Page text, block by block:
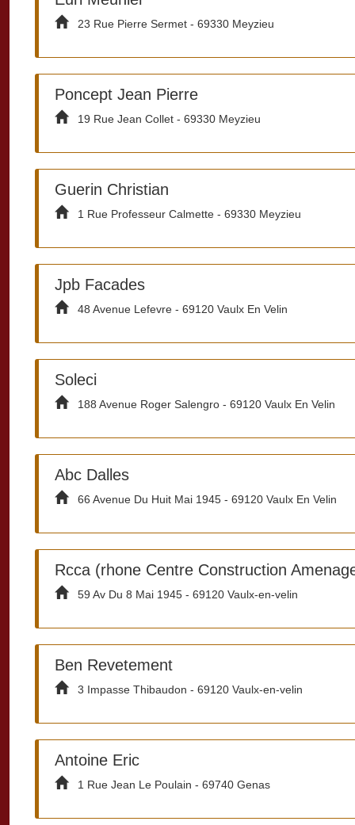
23 Rue Pierre Sermet - 69330 Meyzieu
Poncept Jean Pierre
19 Rue Jean Collet - 69330 Meyzieu
Guerin Christian
1 Rue Professeur Calmette - 69330 Meyzieu
Jpb Facades
48 Avenue Lefevre - 69120 Vaulx En Velin
Soleci
188 Avenue Roger Salengro - 69120 Vaulx En Velin
Abc Dalles
66 Avenue Du Huit Mai 1945 - 69120 Vaulx En Velin
Rcca (rhone Centre Construction
59 Av Du 8 Mai 1945 - 69120 Vaulx-en-velin
Ben Revetement
3 Impasse Thibaudon - 69120 Vaulx-en-velin
Antoine Eric
1 Rue Jean Le Poulain - 69740 Genas